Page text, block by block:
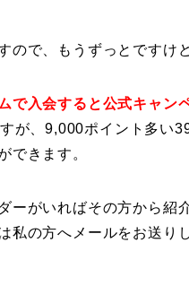
ので、もうずっとですけ
で入会すると公式キャン
が、9,000ポイント多い
できます。
ーがいればその方から紹
私の方へメールをお送り